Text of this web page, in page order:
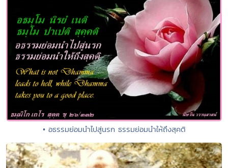
• อธรรมย่อมนำไปสู่นรก ธรรมย่อมนำให้ถึงสุคติ